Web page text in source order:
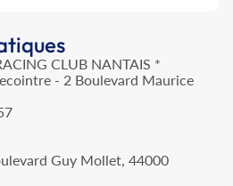
CLUB NANTAIS *
- 2 Boulevard Maurice
Guy Mollet, 44000